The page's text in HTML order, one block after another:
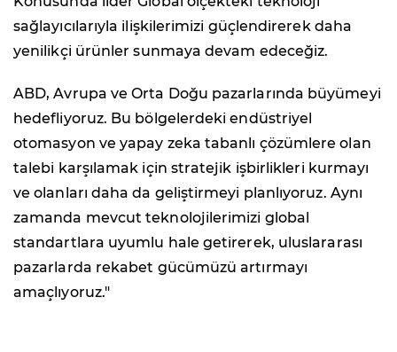
sağlayıcılarıyla ilişkilerimizi güçlendirerek daha
yenilikçi ürünler sunmaya devam edeceğiz.
ABD, Avrupa ve Orta Doğu pazarlarında büyümeyi
hedefliyoruz. Bu bölgelerdeki endüstriyel
otomasyon ve yapay zeka tabanlı çözümlere olan
talebi karşılamak için stratejik işbirlikleri kurmayı
ve olanları daha da geliştirmeyi planlıyoruz. Aynı
zamanda mevcut teknolojilerimizi global
standartlara uyumlu hale getirerek, uluslararası
pazarlarda rekabet gücümüzü artırmayı
amaçlıyoruz."